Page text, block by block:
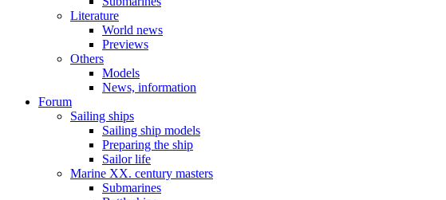
Literature
World news
Previews
Others
Models
News, information
Forum
Sailing ships
Sailing ship models
Preparing the ship
Sailor life
Marine XX. century masters
Submarines